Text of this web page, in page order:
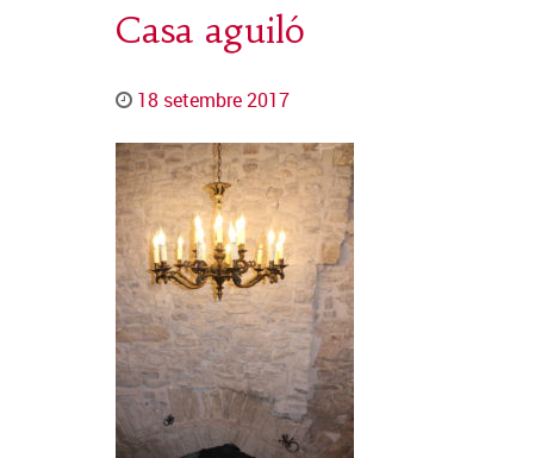
Casa aguiló
18 setembre 2017